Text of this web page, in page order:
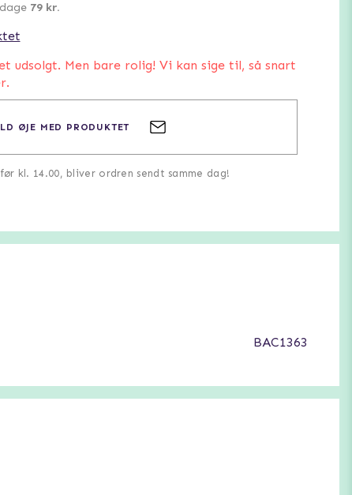
79 kr.
udsolgt. Men bare rolig! Vi kan sige til, så snart
ØJE MED PRODUKTET
kl. 14.00, bliver ordren sendt samme dag!
BAC1363